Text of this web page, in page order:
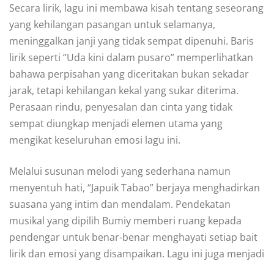
Secara lirik, lagu ini membawa kisah tentang seseorang
yang kehilangan pasangan untuk selamanya,
meninggalkan janji yang tidak sempat dipenuhi. Baris
lirik seperti “Uda kini dalam pusaro” memperlihatkan
bahawa perpisahan yang diceritakan bukan sekadar
jarak, tetapi kehilangan kekal yang sukar diterima.
Perasaan rindu, penyesalan dan cinta yang tidak
sempat diungkap menjadi elemen utama yang
mengikat keseluruhan emosi lagu ini.
Melalui susunan melodi yang sederhana namun
menyentuh hati, “Japuik Tabao” berjaya menghadirkan
suasana yang intim dan mendalam. Pendekatan
musikal yang dipilih Bumiy memberi ruang kepada
pendengar untuk benar-benar menghayati setiap bait
lirik dan emosi yang disampaikan. Lagu ini juga menjadi